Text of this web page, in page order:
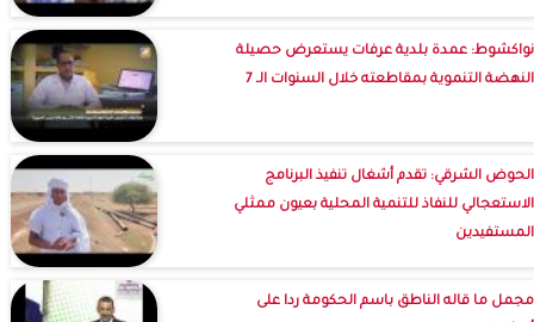
نواكشوط: عمدة بلدية عرفات يستعرض حصيلة
النهضة التنموية بمقاطعته خلال السنوات الـ 7
الحوض الشرقي: تقدم أشغال تنفيذ البرنامج
الاستعجالي للنفاذ للتنمية المحلية بعيون ممثلي
المستفيدين
مجمل ما قاله الناطق باسم الحكومة ردا على